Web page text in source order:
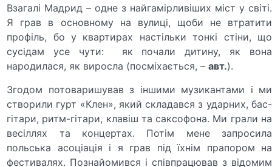
Взагалі Мадрид – одне з найгамірливіших міст у світі.
Я грав в основному на вулиці, щоби не втратити
профіль, бо у квартирах настільки тонкі стіни, що
сусідам усе чути: як почали дитину, як вона
народилася, як виросла (посміхається, –авт.).
Згодом потоваришував з іншими музикантами і ми
створили гурт «Клен», який складався з ударних, бас-
гітари, ритм-гітари, клавіш та саксофона. Ми грали на
весіллях та концертах. Потім мене запросила
польська асоціація і я грав під їхнім прапором на
фестивалях. Познайомився і співпрацював з відомим